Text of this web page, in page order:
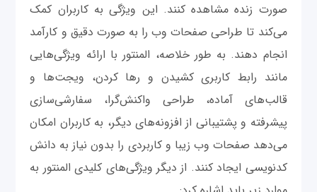
صورت زنده مشاهده کنند. این ویژگی به کاربران کمک
می‌کند تا طراحی صفحات وب را به صورت دقیق و کارآمد
انجام دهند. به طور خلاصه، المنتور با ارائه ویژگی‌هایی
مانند رابط کاربری کشیدن و رها کردن، ویجت‌ها و
قالب‌های آماده، طراحی واکنش‌گرا، سفارشی‌سازی
پیشرفته و پشتیبانی از افزونه‌های دیگر، به کاربران امکان
می‌دهد صفحات وب زیبا و کاربردی را بدون نیاز به دانش
کدنویسی ایجاد کنند. از دیگر ویژگی‌های کلیدی المنتور به